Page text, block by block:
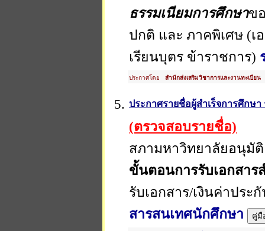
ธรรมเนียมการศึกษาข
ปกติ และ ภาคพิเศษ (เ
เรียนบุตร ข้าราชการ)
ประกาศโดย สำนักส่งเสริมวิชาการและงานทะเบียน
5. ประกาศรายชื่อผู้สำเร็จการศึกษ
(ตรวจสอบรายชื่อ)
สภามหาวิทยาลัยอนุมั
ขั้นตอนการรับเอกสาร
รับเอกสาร/เงินค่าประ
สารสนเทศนักศึกษา
คู่มื